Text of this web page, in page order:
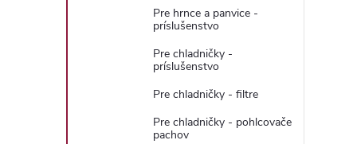
Pre hrnce a panvice -
príslušenstvo
Pre chladničky -
príslušenstvo
Pre chladničky - filtre
Pre chladničky - pohlcovače
pachov